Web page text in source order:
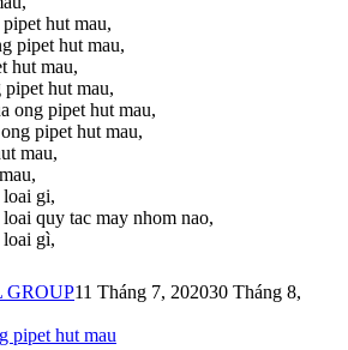
hut mau,
pipet hut mau,
hut mau,
pipet hut mau,
ong pipet hut mau,
pipet hut mau,
mau,
loai gi,
quy tac may nhom nao,
loai gì,
GROUP11 Tháng 7, 202030 Tháng 8,